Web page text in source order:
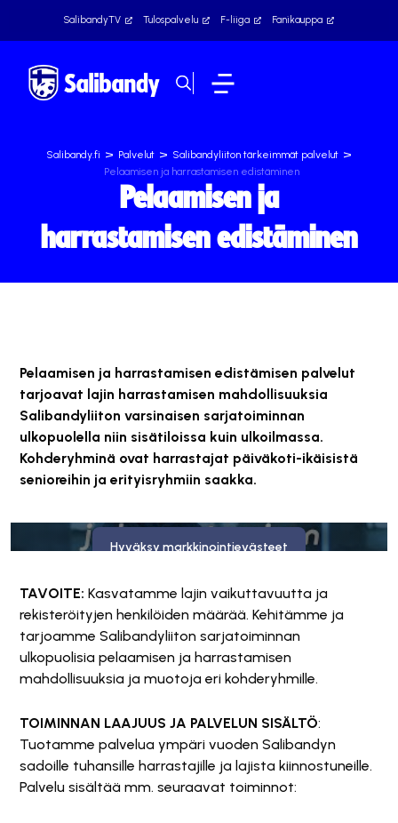
SalibandyTV Tulospalvelu F-liiga Fanikauppa
Salibandy.fi > Palvelut > Salibandyliiton tärkeimmät palvelut >
Pelaamisen ja harrastamisen edistäminen
Pelaamisen ja
harrastamisen edistäminen
Pelaamisen ja harrastamisen edistämisen palvelut
tarjoavat lajin harrastamisen mahdollisuuksia
Salibandyliiton varsinaisen sarjatoiminnan
ulkopuolella niin sisätiloissa kuin ulkoilmassa.
Kohderyhminä ovat harrastajat päiväkoti-ikäisistä
senioreihin ja erityisryhmiin saakka.
Hyväksy markkinointievästeet
TAVOITE: Kasvatamme lajin vaikuttavuutta ja
rekisteröityjen henkilöiden määrää. Kehitämme ja
tarjoamme Salibandyliiton sarjatoiminnan
ulkopuolisia pelaamisen ja harrastamisen
mahdollisuuksia ja muotoja eri kohderyhmille.
TOIMINNAN LAAJUUS JA PALVELUN SISÄLTÖ:
Tuotamme palvelua ympäri vuoden Salibandyn
sadoille tuhansille harrastajille ja lajista kiinnostuneille.
Palvelu sisältää mm. seuraavat toiminnot: